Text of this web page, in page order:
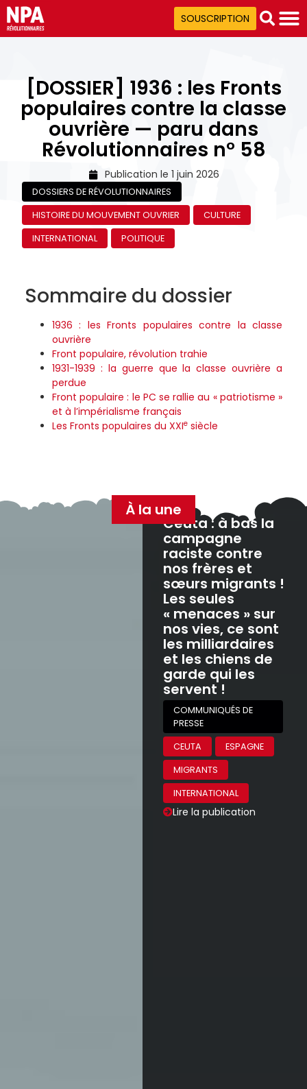
SOUSCRIPTION
[DOSSIER] 1936 : les Fronts
populaires contre la classe
ouvrière — paru dans
Révolutionnaires n° 58
Publication le 1 juin 2026
DOSSIERS DE RÉVOLUTIONNAIRES
HISTOIRE DU MOUVEMENT OUVRIER
CULTURE
INTERNATIONAL
POLITIQUE
Sommaire du dossier
1936 : les Fronts populaires contre la classe
ouvrière
Front populaire, révolution trahie
1931-1939 : la guerre que la classe ouvrière a
perdue
Front populaire : le PC se rallie au « patriotisme »
et à l’impérialisme français
Les Fronts populaires du XXIesiècle
À la une
Ceuta : à bas la
campagne
raciste contre
nos frères et
sœurs migrants !
Les seules
« menaces » sur
nos vies, ce sont
les milliardaires
et les chiens de
garde qui les
servent !
COMMUNIQUÉS DE
PRESSE
CEUTA
ESPAGNE
MIGRANTS
INTERNATIONAL
Lire la publication